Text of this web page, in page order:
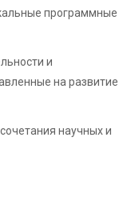
программные
и
на развитие
научных и